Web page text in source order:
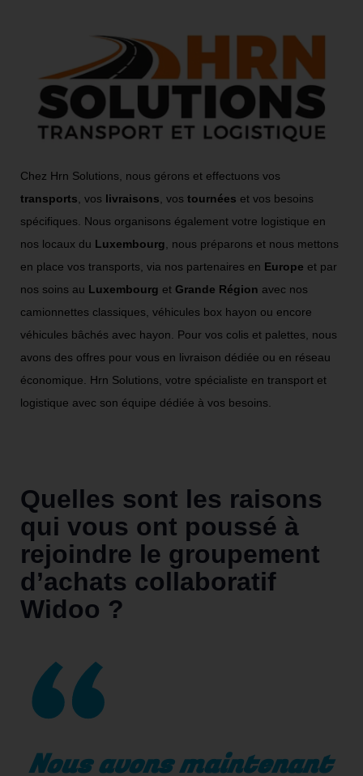
Chez Hrn Solutions, nous gérons et effectuons vos
transports , vos livraisons , vos tournées et vos besoins
spécifiques. Nous organisons également votre logistique en
nos locaux du Luxembourg , nous préparons et nous mettons
en place vos transports, via nos partenaires en Europe et par
nos soins au Luxembourg et Grande Région avec nos
camionnettes classiques, véhicules box hayon ou encore
véhicules bâchés avec hayon. Pour vos colis et palettes, nous
avons des offres pour vous en livraison dédiée ou en réseau
économique. Hrn Solutions, votre spécialiste en transport et
logistique avec son équipe dédiée à vos besoins.
Quelles sont les raisons
qui vous ont poussé à
rejoindre le groupement
d’achats collaboratif
Widoo ?
Nous avons maintenant